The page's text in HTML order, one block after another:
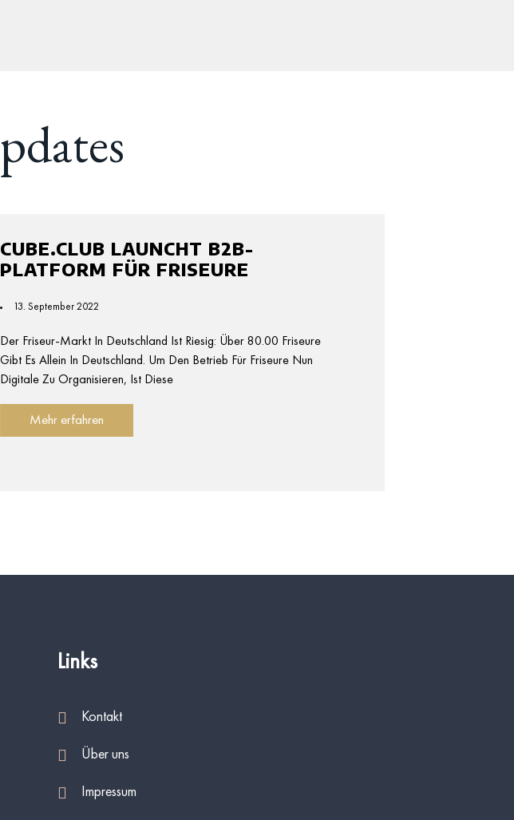
CUBE.CLUB LAUNCHT B2B-
PLATFORM FÜR FRISEURE
13. September 2022
Der Friseur-Markt In Deutschland Ist Riesig: Über 80.00 Friseure
Gibt Es Allein In Deutschland. Um Den Betrieb Für Friseure Nun
Digitale Zu Organisieren, Ist Diese
Mehr erfahren
Links
Kontakt
Über uns
Impressum